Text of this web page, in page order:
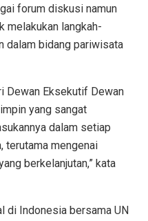
forum diskusi namun
melakukan langkah-
dalam bidang pariwisata
Dewan Eksekutif Dewan
yang sangat
dalam setiap
terutama mengenai
berkelanjutan,” kata
di Indonesia bersama UN